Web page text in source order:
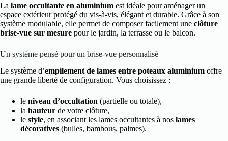
La lame occultante en aluminium est idéale pour aménager un
espace extérieur protégé du vis-à-vis, élégant et durable. Grâce à son
système modulable, elle permet de composer facilement une clôture
brise-vue sur mesure pour le jardin, la terrasse ou le balcon.
Un système pensé pour un brise-vue personnalisé
Le système d’empilement de lames entre poteaux aluminium offre
une grande liberté de configuration. Vous choisissez :
le niveau d’occultation (partielle ou totale),
la hauteur de votre clôture,
le style, en associant les lames occultantes à nos lames
décoratives (bulles, bambous, palmes).